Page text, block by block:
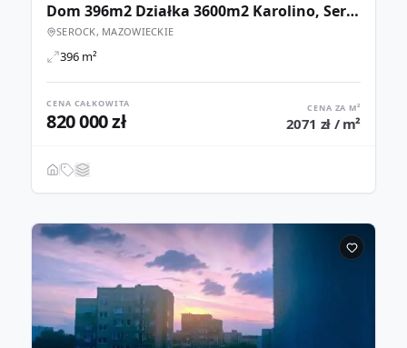
Dom 396m2 Działka 3600m2 Karolino, Serock
SEROCK, MAZOWIECKIE
396 m²
CENA CAŁKOWITA
820 000 zł
CENA ZA M²
2071 zł / m²